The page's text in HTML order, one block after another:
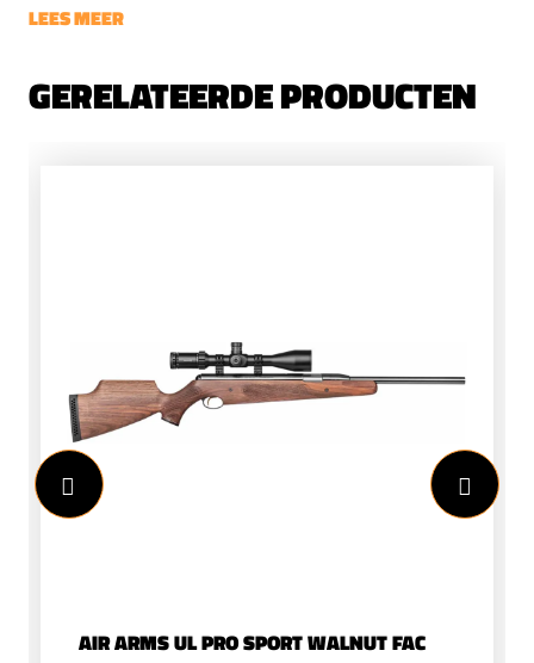
LEES MEER
GERELATEERDE PRODUCTEN
AIR ARMS UL PRO SPORT WALNUT FAC